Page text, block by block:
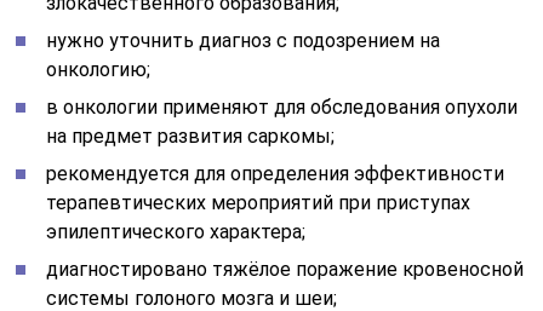
тщательно изучает медицинские показания и
самочувствие больного.
Если человека нельзя вылечить, то
это не значит, что ему нельзя
помочь
Таков основной посыл паллиативной помощи. Однако
онкологических пациентов не предусмотрена